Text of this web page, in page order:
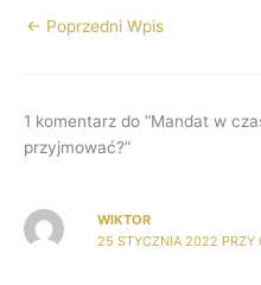
← Poprzedni Wpis
1 komentarz do “Mandat w
przyjmować?”
WIKTOR
25 STYCZNIA 2022 PRZY